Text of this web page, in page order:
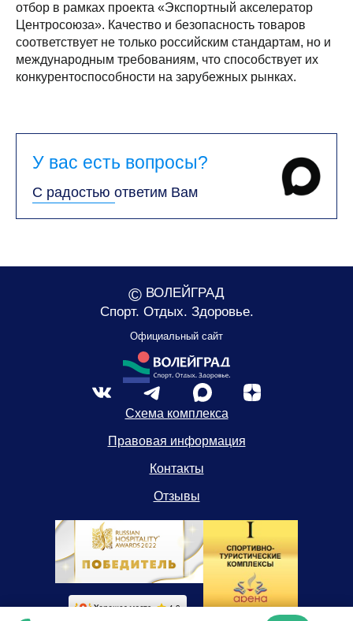
отбор в рамках проекта «Экспортный акселератор
Центросоюза». Качество и безопасность товаров
соответствует не только российским стандартам, но и
международным требованиям, что способствует их
конкурентоспособности на зарубежных рынках.
У вас есть вопросы?
С радостью ответим Вам
© ВОЛЕЙГРАД
Спорт. Отдых. Здоровье.
Официальный сайт
Схема комплекса
Правовая информация
Контакты
Отзывы